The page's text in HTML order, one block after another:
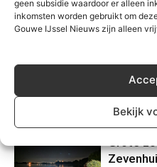
geen subsidie waardoor er alleen
inkomsten worden gebruikt om
Gouwe IJssel Nieuws zijn alleen
Bekijk
Grote